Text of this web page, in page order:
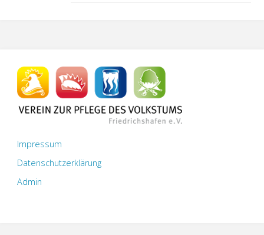
Impressum
Datenschutzerklärung
Admin